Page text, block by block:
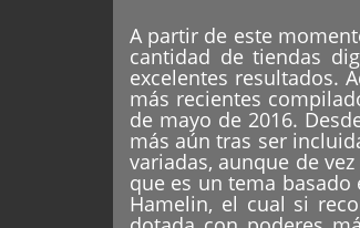
A partir de este
cantidad de tiendas
excelentes resultados.
más recientes
de mayo de 2016.
más aún tras ser
variadas, aunque de
que es un tema
Hamelin, el cual si